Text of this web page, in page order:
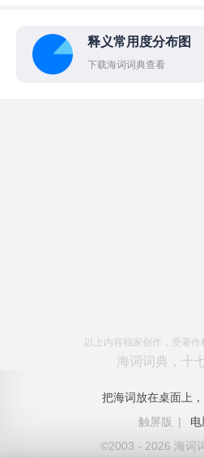
释义常用度分布图
下载海词词典查看
以上内容独家创作，受著
海词词典，十
把海词放在桌面上
触屏版
|
电
©2003 - 2026 海词